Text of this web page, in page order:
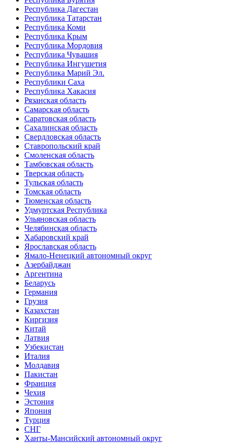
Республика Дагестан
Республика Татарстан
Республика Коми
Республика Крым
Республика Мордовия
Республика Чувашия
Республика Ингушетия
Республика Марий Эл.
Республики Саха
Республика Хакасия
Рязанская область
Самарская область
Саратовская область
Сахалинская область
Свердловская область
Ставропольский край
Смоленская область
Тамбовская область
Тверская область
Тульская область
Томская область
Тюменская область
Удмуртская Республика
Ульяновская область
Челябинская область
Хабаровский край
Ярославская область
Ямало-Ненецкий автономный округ
Азербайджан
Аргентина
Беларусь
Германия
Грузия
Казахстан
Киргизия
Китай
Латвия
Узбекистан
Италия
Молдавия
Пакистан
Франция
Чехия
Эстония
Япония
Турция
СНГ
Ханты-Мансийский автономный округ